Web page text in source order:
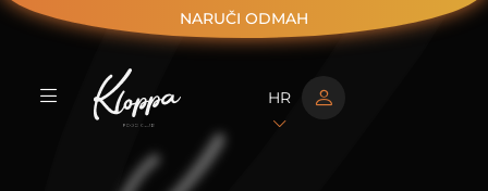
HR
NARUČI ODMAH